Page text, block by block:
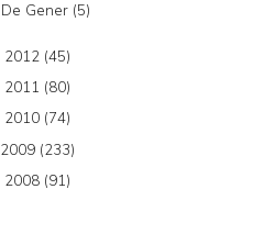
De Gener (5)
2012 (45)
2011 (80)
2010 (74)
2009 (233)
2008 (91)